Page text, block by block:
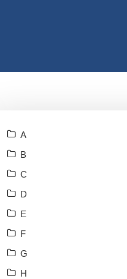
A
B
C
D
E
F
G
H